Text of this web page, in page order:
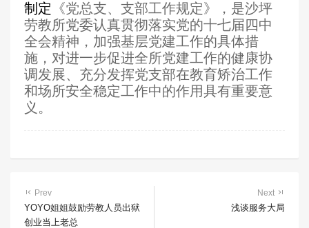
制定 《党总支、支部工作规定》，是沙坪
劳教所党委认真贯彻落实党的十七届四中
全会精神，加强基层党建工作的具体措
施，对进一步促进全所党建工作的健康协
调发展、充分发挥党支部在教育矫治工作
和场所安全稳定工作中的作用具有重要意
义。
Prev
YOYO姐姐鼓励劳教人员出狱
创业当上老总
Next
浅谈服务大局